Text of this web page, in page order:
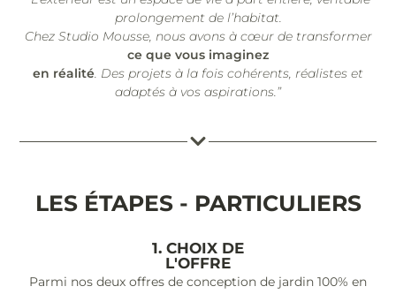
prolongement de l’habitat.
Chez Studio Mousse, nous avons à cœur de transformer
ce que vous imaginez
en réalité. Des projets à la fois cohérents, réalistes et
adaptés à vos aspirations.”
LES ÉTAPES - PARTICULIERS
1. CHOIX DE
L'OFFRE
Parmi nos deux offres de conception de jardin 100% en